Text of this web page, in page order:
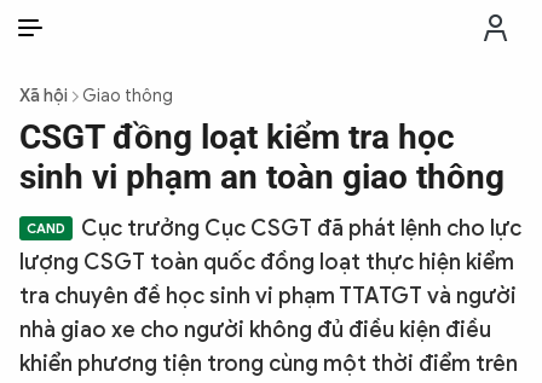
THỜI SỰ
CHỐNG DIỄN BIẾN HÒA BÌNH
CÔNG AN TRONG LÒNG DÂN
XÃ HỘI
Xã hội Giao thông
CSGT đồng loạt kiểm tra học
sinh vi phạm an toàn giao thông
Cục trưởng Cục CSGT đã phát lệnh cho lực
lượng CSGT toàn quốc đồng loạt thực hiện kiểm
tra chuyên đề học sinh vi phạm TTATGT và người
nhà giao xe cho người không đủ điều kiện điều
khiển phương tiện trong cùng một thời điểm trên